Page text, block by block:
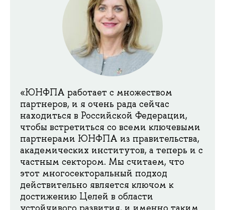
«ЮНФПА работает с множеством
партнеров, и я очень рада сейчас
находиться в Российской Федерации,
чтобы встретиться со всеми ключевыми
партнерами ЮНФПА из правительства,
академических институтов, а теперь и с
частным сектором. Мы считаем, что
этот многосекторальный подход
действительно является ключом к
достижению Целей в области